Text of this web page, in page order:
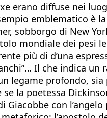
erano diffuse nei
emblematico è
sobborgo di New
mondiale dei pesi
più di d’una
Il che indica
legame profondo, sia
la poetessa
con l’angelo